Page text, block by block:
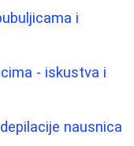
i
- iskustva i
nausnica